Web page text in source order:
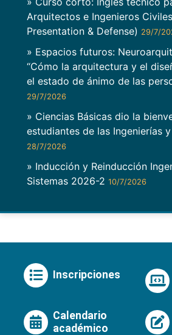
Arquitectos e Ingenieros
Presentation & Defense) 29/7/
» Espacios futuros:
“Cómo la arquitectura y el
el estado de ánimo de las
29/7/2026
» Ciencias Básicas dio la
estudiantes de las Ingenierías
28/7/2026
» Inducción y Reinducción
Sistemas 2026-2 10/7/2026
Inscripciones
Calendario
académico